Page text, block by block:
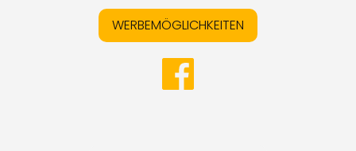
WERBEMÖGLICHKEITEN